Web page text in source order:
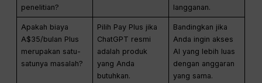
penelitian?
langganan.
Apakah biaya
A$35/bulan Plus
merupakan satu-
satunya masalah?
Pilih Pay Plus jika
ChatGPT resmi
adalah produk
yang Anda
butuhkan.
Bandingkan jika
Anda ingin akses
AI yang lebih luas
dengan anggaran
yang sama.